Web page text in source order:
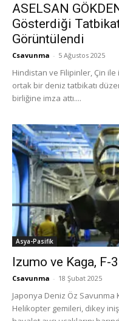
ASELSAN
Gösterdiği
Görüntülendi
Csavunma - 5 Ağustos 2025
Hindistan ve Filipinler, Çin ile
ortak bir deniz tatbikatı
birliğine imza attı....
Asya-Pasifik
Izumo ve Kaga, F-
Csavunma - 18 Şubat 2025
Japonya Deniz Öz Savunma
Helikopter gemileri, dikey